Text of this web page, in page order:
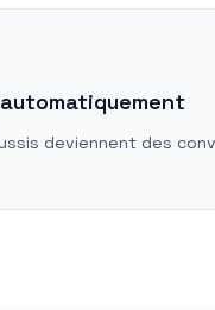
deviennent des